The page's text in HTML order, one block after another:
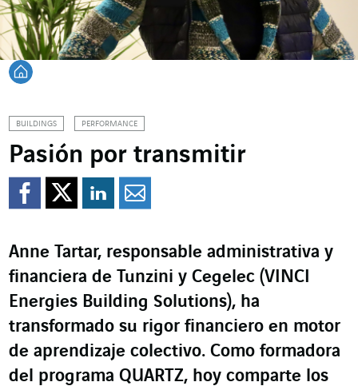
Volver a Inicio
BUILDINGS PERFORMANCE
Pasión por transmitir
Compartir en Facebook
Compartir en
Compartir en
Anne Tartar, responsable administrativa y
financiera de Tunzini y Cegelec (VINCI
Energies Building Solutions), ha
transformado su rigor financiero en motor
de aprendizaje colectivo. Como formadora
del programa QUARTZ, hoy comparte los